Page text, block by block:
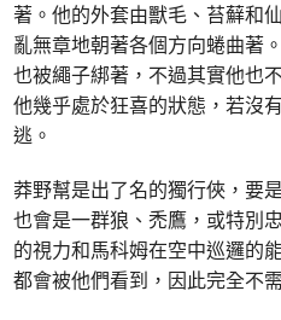
著。他的外套由獸毛、苔蘚和
亂無章地朝著各個方向蜷曲著
也被繩子綁著，不過其實他也
他幾乎處於狂喜的狀態，若沒
逃。
莽野幫是出了名的獨行俠，要
也會是一群狼、禿鷹，或特別
的視力和馬科姆在空中巡邏的
都會被他們看到，因此完全不